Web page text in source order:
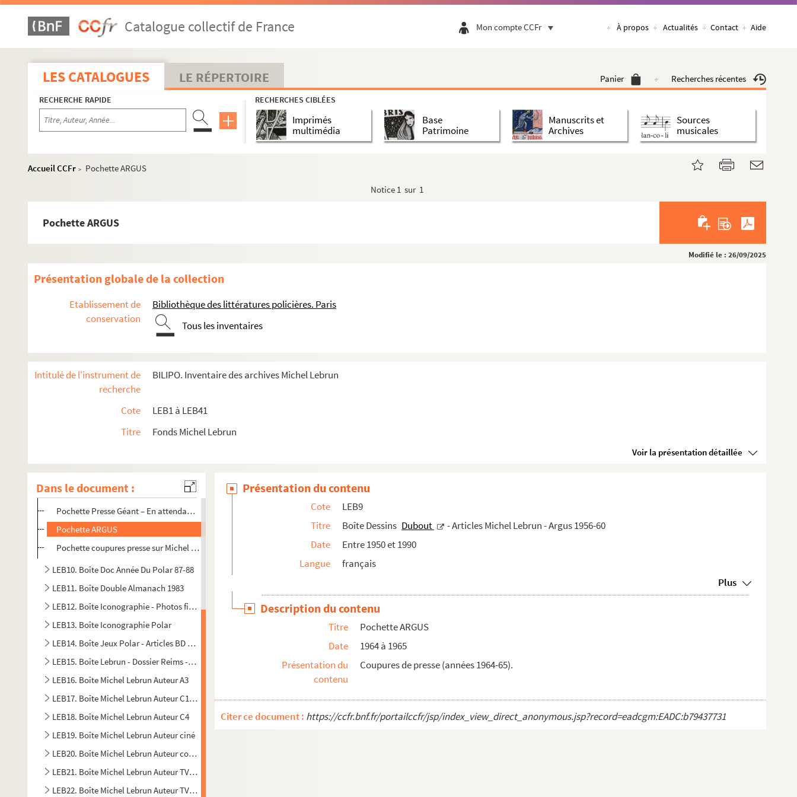
Catalogue collectif de France Mon compte CCFr À propos Actualités Contact Aide
LES CATALOGUES LE RÉPERTOIRE Panier Recherches récentes
RECHERCHE RAPIDE RECHERCHES CIBLÉES
Imprimés
multimédia
Base
Patrimoine
Manuscrits et
Archives
Sources
musicales
Accueil CCFr >
Pochette ARGUS
Notice 1 sur 1
Pochette ARGUS
Modifié le : 26/09/2025
Présentation globale de la collection
Etablissement de
conservation
Bibliothèque des littératures policières. Paris
Tous les inventaires
Intitulé de l'instrument de
recherche
BILIPO. Inventaire des archives Michel Lebrun
Cote
LEB1 à LEB41
Titre
Fonds Michel Lebrun
Voir la présentation détaillée
Dans le document :
LEB1. Boîte 813 (1990)
LEB2. Boîte Almanach Du Crime 83
LEB3. Boîte Almanach Du Crime Polar
LEB5. Boîte Affaire OSSO - Editions Solar - Dir. de collection - Correspondance
LEB6. Boîte Articles de presse - Auteurs - Thèmes
LEB8. Boîte Courrier 79-83 - DOC Année Du Crime 93 - DOC Année Du Crime 82
LEB9. Boîte Dessins Dubout - Articles Michel Lebrun - Argus 1956-60
Numéro de La Gazette des Lettres de mars 1950.
Numéro du journal Loisirs et plein air de décembre 1979
Pochette Presse Géant – En attendant l’été
Pochette ARGUS
Pochette coupures presse sur Michel Lebrun
LEB10. Boîte Doc Année Du Polar 87-88
LEB11. Boîte Double Almanach 1983
LEB12. Boîte Iconographie - Photos films - Articles - Dessins humour
LEB13. Boîte Iconographie Polar
LEB14. Boîte Jeux Polar - Articles BD - Almanach 83 - Articles publiés
LEB15. Boîte Lebrun - Dossier Reims - Petite documentation diverse
LEB16. Boîte Michel Lebrun Auteur A3
LEB17. Boîte Michel Lebrun Auteur C1 - Scénario OSS 117 - Furie à Bahia
LEB18. Boîte Michel Lebrun Auteur C4
LEB19. Boîte Michel Lebrun Auteur ciné
LEB20. Boîte Michel Lebrun Auteur courrier H1
LEB21. Boîte Michel Lebrun Auteur TV A1
LEB22. Boîte Michel Lebrun Auteur TV A2
Présentation du contenu
Cote
LEB9
Titre
Boîte Dessins Dubout
- Articles Michel Lebrun - Argus 1956-60
Date
Entre 1950 et 1990
Langue
français
Plus
Description du contenu
Titre
Pochette ARGUS
Date
1964 à 1965
Présentation du
contenu
Coupures de presse (années 1964-65).
Citer ce document : https://ccfr.bnf.fr/portailccfr/jsp/index_view_direct_anonymous.jsp?record=eadcgm:EADC:b79437731